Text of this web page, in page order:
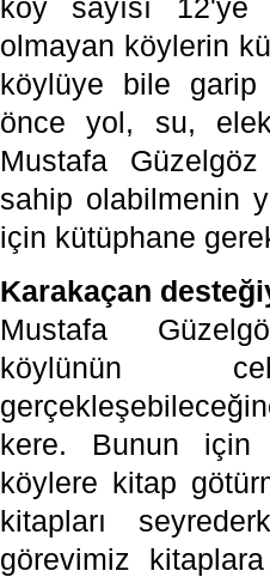
köy sayısı
olmayan köylerin
köylüye bile garip
önce yol, su,
Mustafa
sahip olabilmenin
için kütüphane
Karakaçan
Mustafa
köylünün
kere. Bunun için
köylere kitap
kitapları
görevimiz